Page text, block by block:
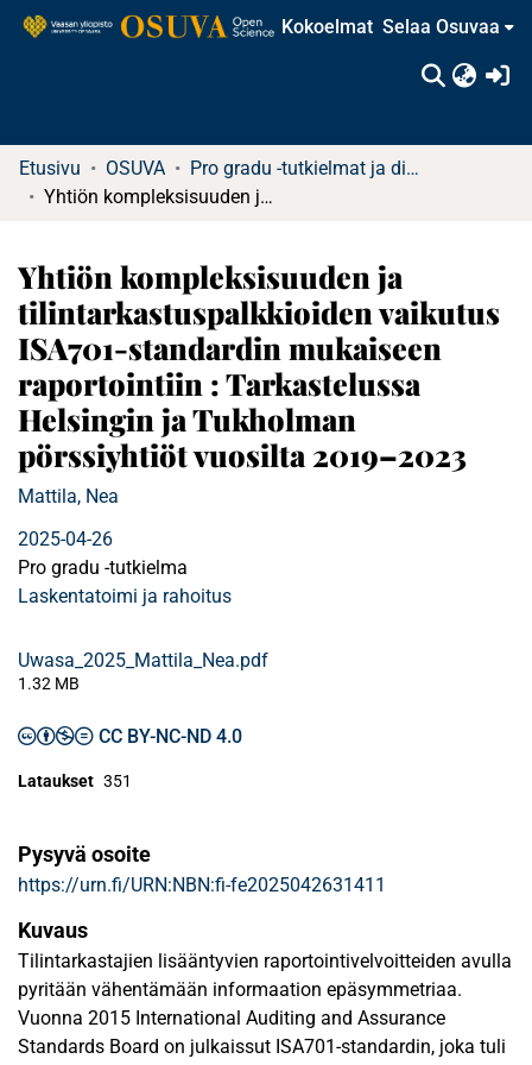
Kokoelmat Selaa Osuvaa
Etusivu OSUVA
Pro gradu -tutkielmat ja diplomityöt
Yhtiön kompleksisuuden ja tilintarkastuspalkkioiden vaikutus ISA701-standardin mukaiseen raportointiin : Tarkastelussa Helsingin ja Tukholman pörssiyhtiöt vuosilta 2019–2023
Yhtiön kompleksisuuden ja
tilintarkastuspalkkioiden vaikutus
ISA701-standardin mukaiseen
raportointiin : Tarkastelussa
Helsingin ja Tukholman
pörssiyhtiöt vuosilta 2019–2023
Mattila, Nea
2025-04-26
Pro gradu -tutkielma
Laskentatoimi ja rahoitus
Uwasa_2025_Mattila_Nea.pdf
1.32 MB
CC BY-NC-ND 4.0
Lataukset 351
Pysyvä osoite
https://urn.fi/URN:NBN:fi-fe2025042631411
Kuvaus
Tilintarkastajien lisääntyvien raportointivelvoitteiden avulla
pyritään vähentämään informaation epäsymmetriaa.
Vuonna 2015 International Auditing and Assurance
Standards Board on julkaissut ISA701-standardin, joka tuli